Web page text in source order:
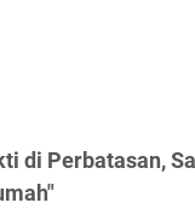
di Perbatasan,